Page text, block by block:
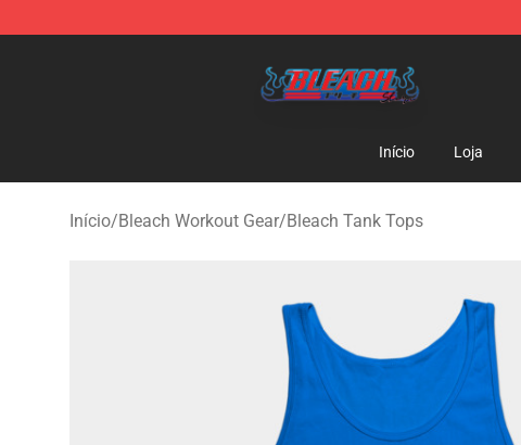
Início Loja
Início/Bleach Workout Gear/Bleach Tank Tops